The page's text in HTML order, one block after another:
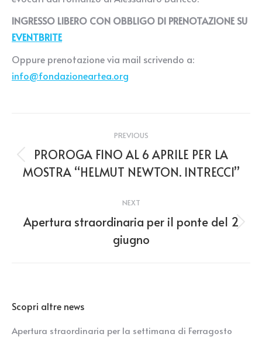
INGRESSO LIBERO CON OBBLIGO DI PRENOTAZIONE SU
EVENTBRITE
Oppure prenotazione via mail scrivendo a:
info@fondazioneartea.org
navigation
PREVIOUS
Previous
post:
PROROGA FINO AL 6 APRILE PER LA
MOSTRA “HELMUT NEWTON. INTRECCI”
NEXT
Next
post:
Apertura straordinaria per il ponte del 2
giugno
Scopri altre news
Apertura straordinaria per la settimana di Ferragosto